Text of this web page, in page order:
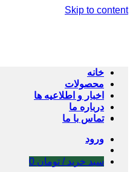
Skip to content
ورود
سبد خرید / تومان
خانه
محصولات
اخبار و اطلاعیه ها
درباره ما
تماس با ما